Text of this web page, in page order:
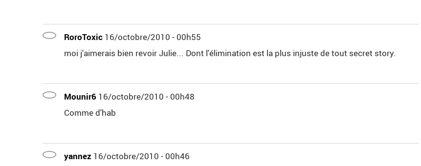
RoroToxic 16/octobre/2010 - 00h55
moi j'aimerais bien revoir Julie... Dont l'élimination est la plus injuste de tout secret story.
Mounir6 16/octobre/2010 - 00h48
Comme d'hab
yannez 16/octobre/2010 - 00h46